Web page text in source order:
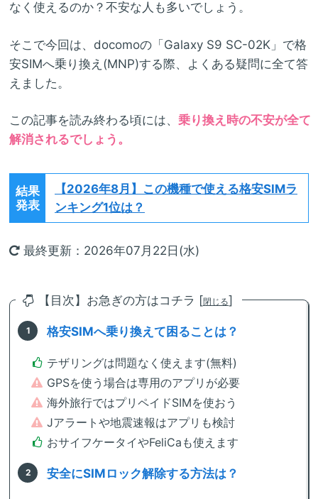
なく使えるのか？不安な人も多いでしょう。
そこで今回は、docomoの「Galaxy S9 SC-02K」で格
安SIMへ乗り換え(MNP)する際、よくある疑問に全て答
えました。
この記事を読み終わる頃には、 乗り換え時の不安が全て
解消されるでしょう。
結果
発表
【2026年8月】 この機種で使える格安SIMラ
ンキング1位は？
最終更新：2026年07月22日(水)
【目次】お急ぎの方はコチラ [閉じる]
格安SIMへ乗り換えて困ることは？
テザリングは問題なく使えます(無料)
GPSを使う場合は専用のアプリが必要
海外旅行ではプリペイドSIMを使おう
Jアラートや地震速報はアプリも検討
おサイフケータイやFeliCaも使えます
安全にSIMロック解除する方法は？